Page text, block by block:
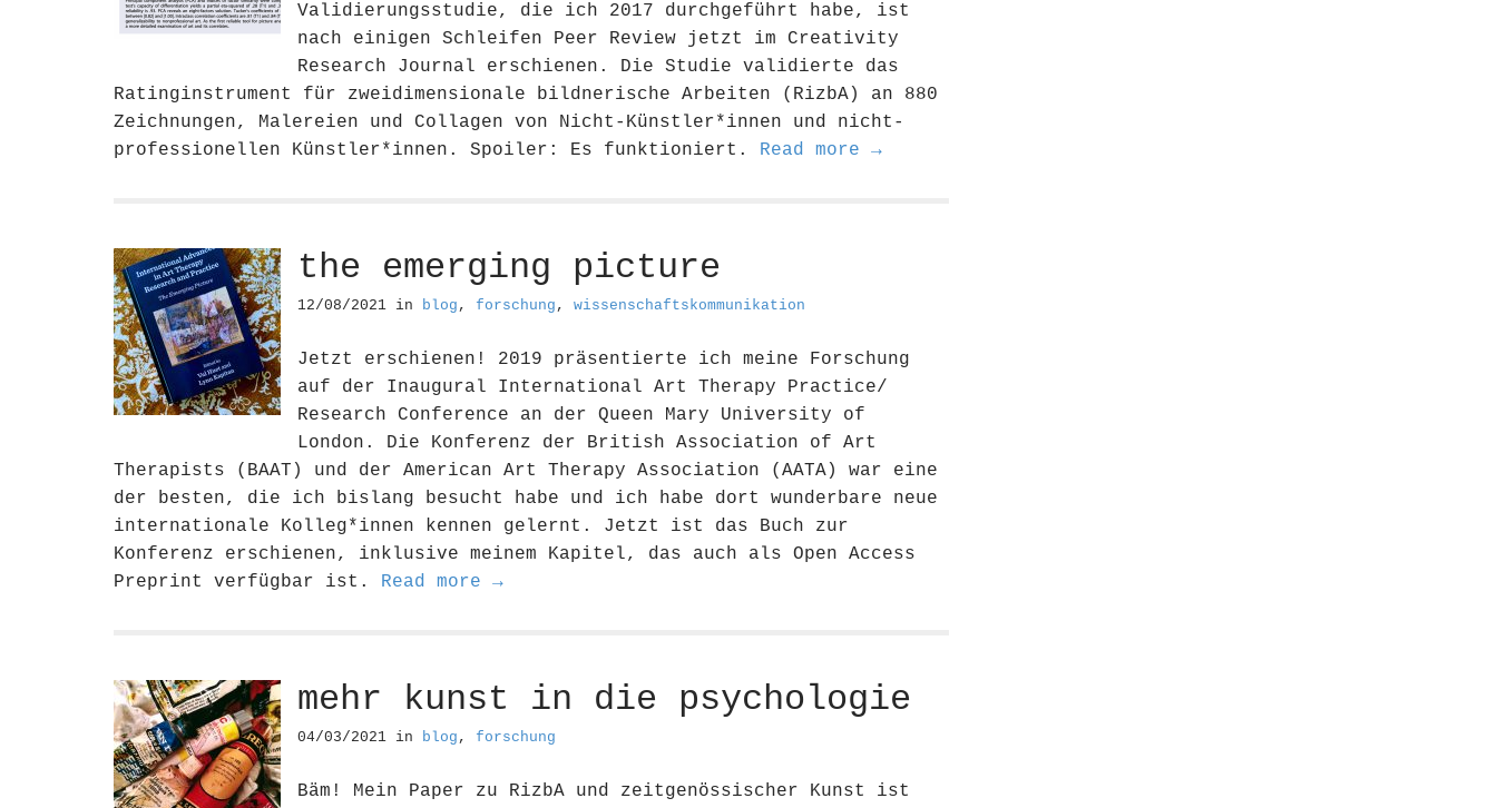
Validierungsstudie, die ich 2017 durchgeführt habe, ist
nach einigen Schleifen Peer Review jetzt im Creativity
Research Journal erschienen. Die Studie validierte das
Ratinginstrument für zweidimensionale bildnerische Arbeiten (RizbA) an 880
Zeichnungen, Malereien und Collagen von Nicht-Künstler*innen und nicht-
professionellen Künstler*innen. Spoiler: Es funktioniert. Read more →
the emerging picture
12/08/2021 in blog , forschung , wissenschaftskommunikation
Jetzt erschienen! 2019 präsentierte ich meine Forschung
auf der Inaugural International Art Therapy Practice/
Research Conference an der Queen Mary University of
London. Die Konferenz der British Association of Art
Therapists (BAAT) und der American Art Therapy Association (AATA) war eine
der besten, die ich bislang besucht habe und ich habe dort wunderbare neue
internationale Kolleg*innen kennen gelernt. Jetzt ist das Buch zur
Konferenz erschienen, inklusive meinem Kapitel, das auch als Open Access
Preprint verfügbar ist. Read more →
mehr kunst in die psychologie
04/03/2021 in blog , forschung
Bäm! Mein Paper zu RizbA und zeitgenössischer Kunst ist